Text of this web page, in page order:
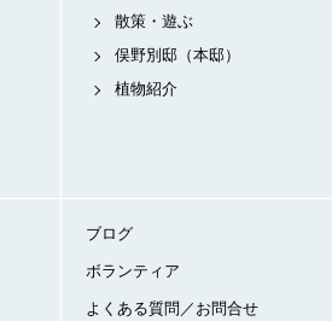
散策・遊ぶ
俣野別邸（本邸）
植物紹介
ブログ
ボランティア
よくある質問／お問合せ